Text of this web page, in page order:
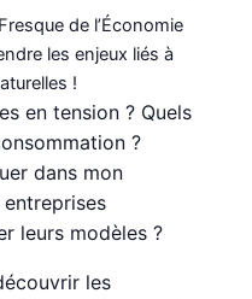
de l’Économie
les enjeux liés à
!
en tension ? Quels
?
dans mon
leurs modèles ?
les